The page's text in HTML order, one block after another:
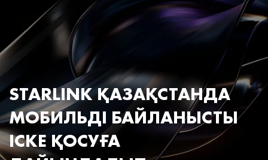
STARLINK ҚАЗАҚСТАНДА
МОБИЛЬДІ БАЙЛАНЫСТЫ
ІСКЕ ҚОСУҒА